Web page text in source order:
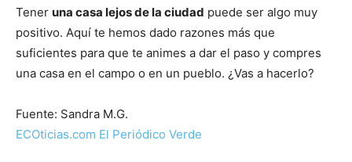
Tener una casa lejos de la ciudad puede ser algo muy
positivo. Aquí te hemos dado razones más que
suficientes para que te animes a dar el paso y compres
una casa en el campo o en un pueblo. ¿Vas a hacerlo?
Fuente: Sandra M.G.
ECOticias.com El Periódico Verde